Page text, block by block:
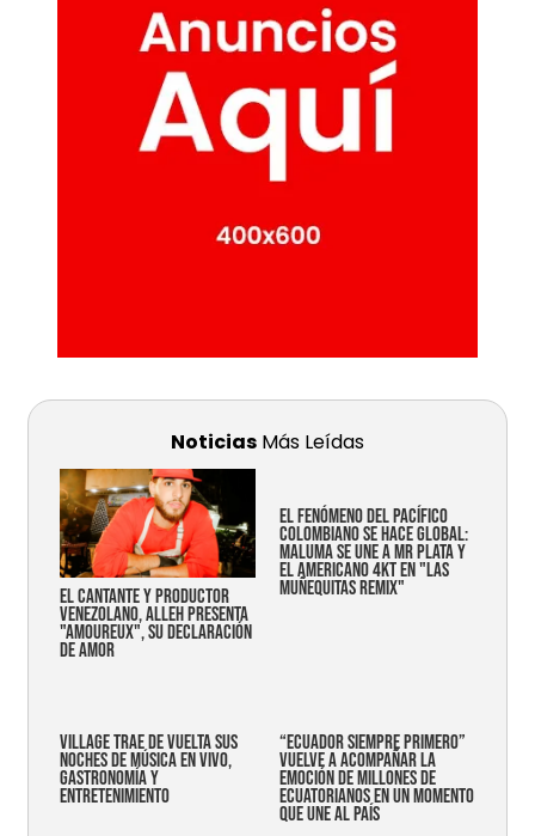
Noticias Más Leídas
EL CANTANTE Y PRODUCTOR
VENEZOLANO, ALLEH PRESENTA
"AMOUREUX", SU DECLARACIÓN
DE AMOR
EL FENÓMENO DEL PACÍFICO
COLOMBIANO SE HACE GLOBAL:
MALUMA SE UNE A MR PLATA Y
EL AMERICANO 4KT EN "LAS
MUÑEQUITAS REMIX"
Village trae de vuelta sus
noches de música en vivo,
gastronomía y
entretenimiento
“Ecuador siempre primero”
vuelve a acompañar la
emoción de millones de
ecuatorianos en un momento
que une al país